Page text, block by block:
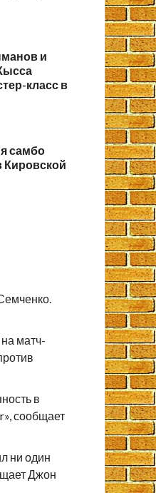
и
класс в
самбо
Кировской
матч-
в
сообщает
ни один
Джон